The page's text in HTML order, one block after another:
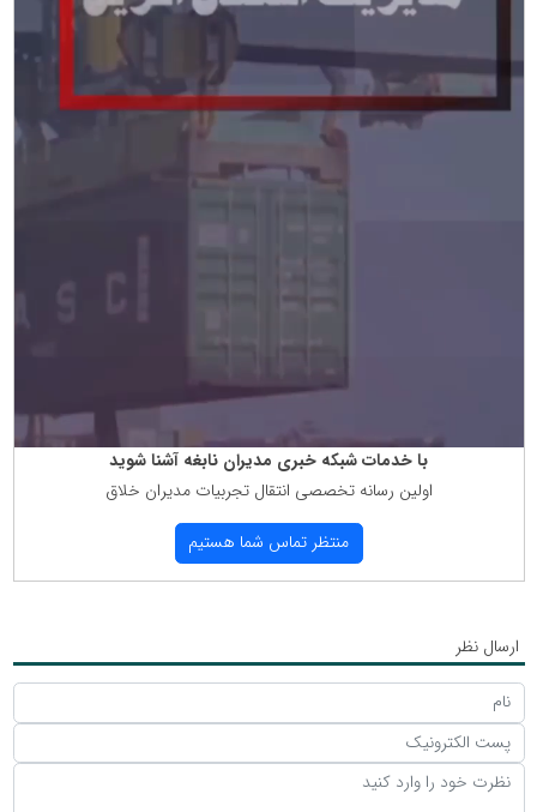
با خدمات شبكه خبری مدیران نابغه آشنا شوید
اولین رسانه تخصصی انتقال تجربیات مدیران خلاق
منتظر تماس شما هستیم
ارسال نظر